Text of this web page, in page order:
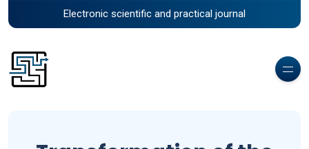
Electronic scientific and practical journal